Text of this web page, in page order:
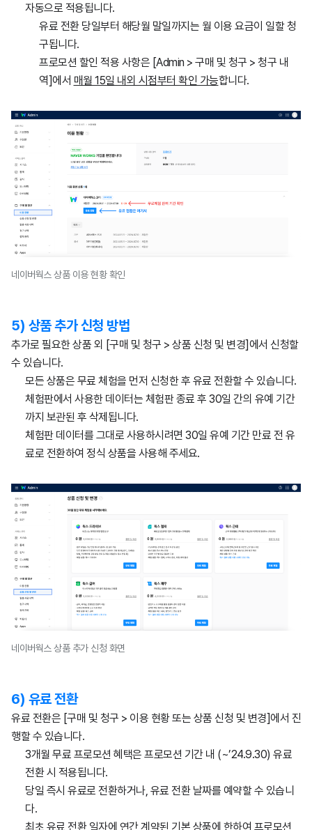
자동으로 적용됩니다.
유료 전환 당일부터 해당월 말일까지는 월 이용 요금이 일할 청
구됩니다.
프로모션 할인 적용 사항은 [Admin > 구매 및 청구 > 청구 내
역]에서 매월 15일 내외 시점부터 확인 가능합니다.
네이버웍스 상품 이용 현황 확인
5) 상품 추가 신청 방법
추가로 필요한 상품 외 [구매 및 청구 > 상품 신청 및 변경]에서 신청할
수 있습니다.
모든 상품은 무료 체험을 먼저 신청한 후 유료 전환할 수 있습니다.
체험판에서 사용한 데이터는 체험판 종료 후 30일 간의 유예 기간
까지 보관된 후 삭제됩니다.
체험판 데이터를 그대로 사용하시려면 30일 유예 기간 만료 전 유
료로 전환하여 정식 상품을 사용해 주세요.
네이버웍스 상품 추가 신청 화면
6) 유료 전환
유료 전환은 [구매 및 청구 > 이용 현황 또는 상품 신청 및 변경]에서 진
행할 수 있습니다.
3개월 무료 프로모션 혜택은 프로모션 기간 내 (~’24.9.30) 유료
전환 시 적용됩니다.
당일 즉시 유료로 전환하거나, 유료 전환 날짜를 예약할 수 있습니
다.
최초 유료 전환 일자에 연간 계약된 기본 상품에 한하여 프로모션